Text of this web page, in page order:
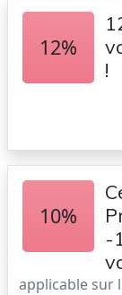
12%
!
10%
-
applicable sur